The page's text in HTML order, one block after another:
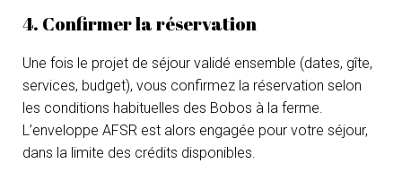
4. Confirmer la réservation
Une fois le projet de séjour validé ensemble (dates, gîte,
services, budget), vous confirmez la réservation selon
les conditions habituelles des Bobos à la ferme.
L’enveloppe AFSR est alors engagée pour votre séjour,
dans la limite des crédits disponibles.